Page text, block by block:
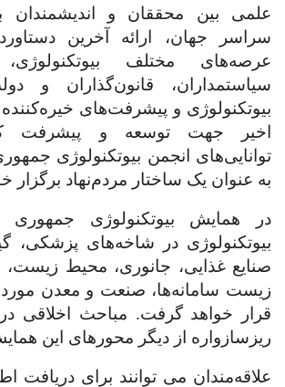
علمی بین محققان و اندیشمندان
سراسر جهان، ارائه آخرین
عرصههای مختلف
سیاستمداران، قانونگذاران و
بیوتکنولوژی و پیشرفت‌های خیره
اخیر جهت توسعه و پیشرفت
توانایی‌های انجمن بیوتکنولوژی
به عنوان یک ساختار مردم‌نهاد برگزار
در همایش بیوتکنولوژی جمهوری
بیوتکنولوژی در شاخه‌های پزشکی،
صنایع غذایی، جانوری، محیط زیست،
زیست سامانهها، صنعت و معدن
قرار خواهد گرفت. مباحث اخلاقی در
ریز سازواره از دیگر محور های این
علاقهمندان می توانند برای دریافت